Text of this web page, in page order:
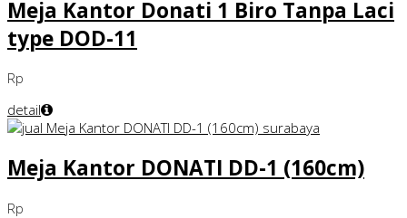
Meja Kantor Donati 1 Biro Tanpa Laci
type DOD-11
Rp
detail
Meja Kantor DONATI DD-1 (160cm)
Rp